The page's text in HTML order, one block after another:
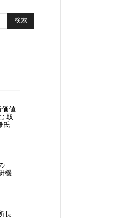
価値
取
氏
機
長